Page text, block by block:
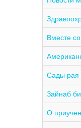
Вместе
Сады рая
Зайнаб
О